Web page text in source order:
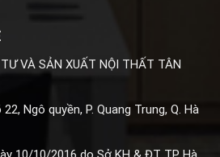
VÀ SẢN XUẤT NỘI THẤT TÂN
Ngô quyền, P. Quang Trung, Q. Hà